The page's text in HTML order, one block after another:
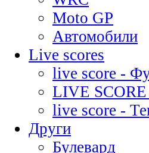
Moto GP
Автомобили
Live scores
live score -
LIVE
live score -
Други
Булевард